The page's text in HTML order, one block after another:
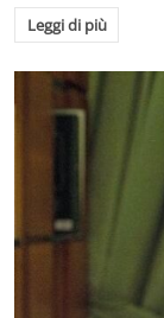
Leggi di più